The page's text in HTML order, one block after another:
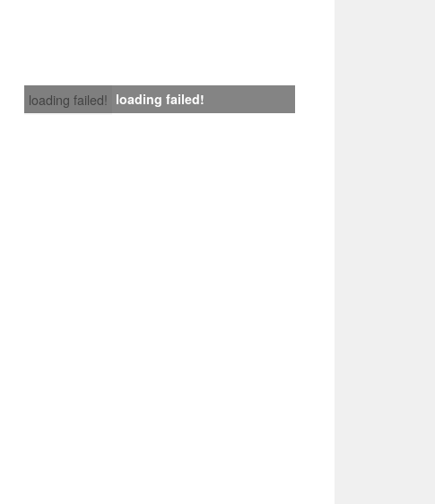
loading failed! loading failed!